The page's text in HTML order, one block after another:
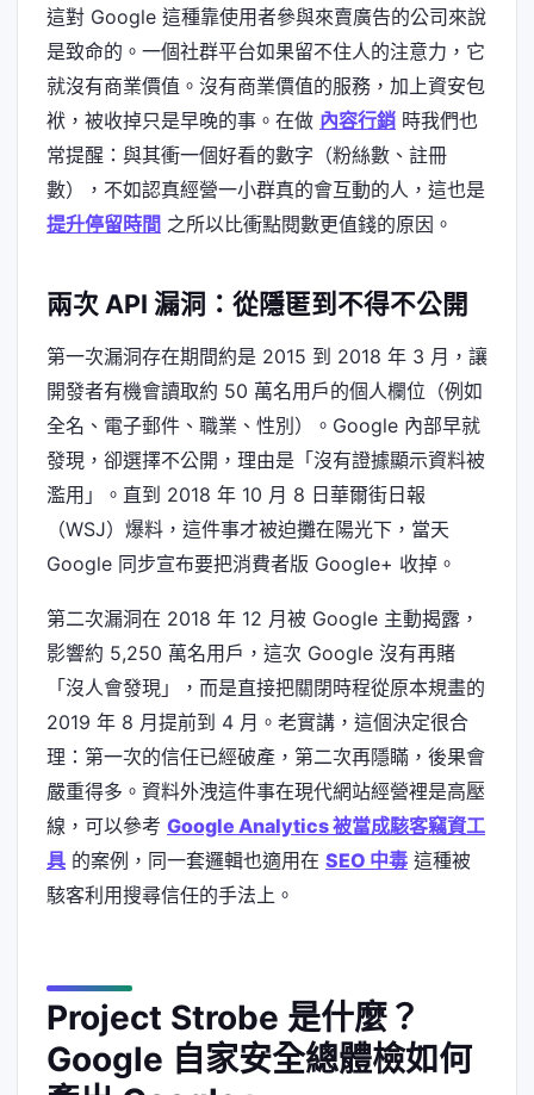
這對 Google 這種靠使用者參與來賣廣告的公司來說
是致命的。一個社群平台如果留不住人的注意力，它
就沒有商業價值。沒有商業價值的服務，加上資安包
袱，被收掉只是早晚的事。在做 內容行銷 時我們也
常提醒：與其衝一個好看的數字（粉絲數、註冊
數），不如認真經營一小群真的會互動的人，這也是
提升停留時間 之所以比衝點閱數更值錢的原因。
兩次 API 漏洞：從隱匿到不得不公開
第一次漏洞存在期間約是 2015 到 2018 年 3 月，讓
開發者有機會讀取約 50 萬名用戶的個人欄位（例如
全名、電子郵件、職業、性別）。Google 內部早就
發現，卻選擇不公開，理由是「沒有證據顯示資料被
濫用」。直到 2018 年 10 月 8 日華爾街日報
（WSJ）爆料，這件事才被迫攤在陽光下，當天
Google 同步宣布要把消費者版 Google+ 收掉。
第二次漏洞在 2018 年 12 月被 Google 主動揭露，
影響約 5,250 萬名用戶，這次 Google 沒有再賭
「沒人會發現」，而是直接把關閉時程從原本規畫的
2019 年 8 月提前到 4 月。老實講，這個決定很合
理：第一次的信任已經破產，第二次再隱瞞，後果會
嚴重得多。資料外洩這件事在現代網站經營裡是高壓
線，可以參考 Google Analytics 被當成駭客竊資工
具 的案例，同一套邏輯也適用在 SEO 中毒 這種被
駭客利用搜尋信任的手法上。
Project Strobe 是什麼？
Google 自家安全總體檢如何